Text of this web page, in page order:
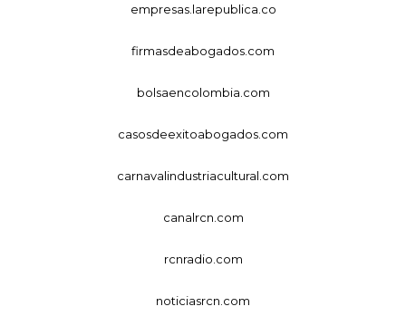
empresas.larepublica.co
firmasdeabogados.com
bolsaencolombia.com
casosdeexitoabogados.com
carnavalindustriacultural.com
canalrcn.com
rcnradio.com
noticiasrcn.com